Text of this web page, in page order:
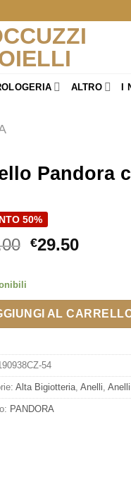
ALTRO I
Pandora
50%
Il
€59.00.
€29.50Il
AL
54
Alta Bigiotteria, Anelli
PANDORA